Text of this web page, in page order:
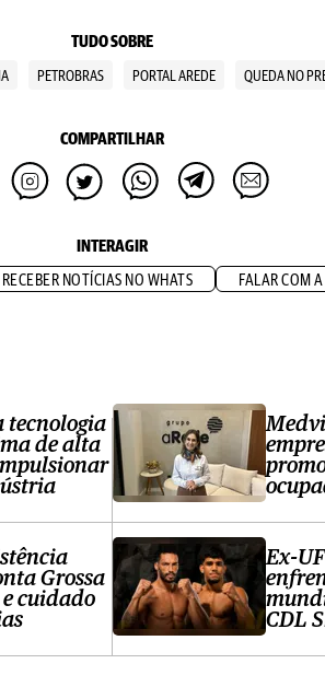
TUDO SOBRE
PETROBRAS PORTAL AREDE QUEDA NO
COMPARTILHAR
INTERAGIR
RECEBER NOTÍCIAS NO WHATS FALAR COM
tecnologia
de alta
Grossa
cuidado
Ex-
CDL